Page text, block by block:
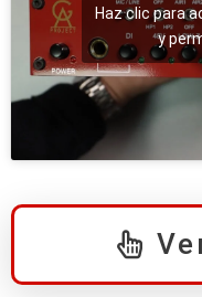
Haz clic para
y